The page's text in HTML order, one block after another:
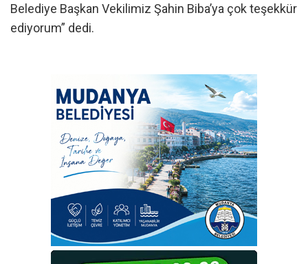
Belediye Başkan Vekilimiz Şahin Biba’ya çok teşekkür
ediyorum” dedi.